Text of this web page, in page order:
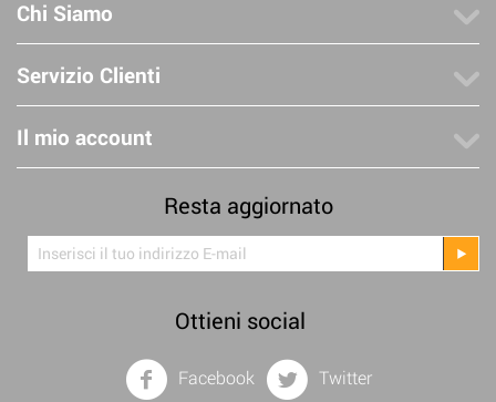
Chi Siamo
Servizio Clienti
Il mio account
Resta aggiornato
Ottieni social
Facebook Twitter